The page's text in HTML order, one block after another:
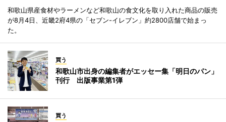
和歌山県産食材やラーメンなど和歌山の食文化を取り入れた商品の販売
が8月4日、近畿2府4県の「セブン-イレブン」約2800店舗で始まっ
た。
買う
和歌山市出身の編集者がエッセー集「明日のパン」
刊行 出版事業第1弾
買う